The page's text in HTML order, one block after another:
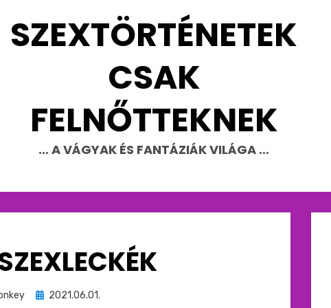
SZEXTÖRTÉNETEK
CSAK
FELNŐTTEKNEK
… A VÁGYAK ÉS FANTÁZIÁK VILÁGA …
Beküldve
2021.06.01.